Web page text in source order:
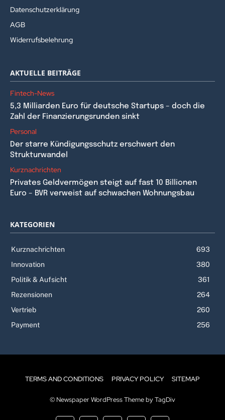
Datenschutzerklärung
AGB
Widerrufsbelehrung
AKTUELLE BEITRÄGE
Fintech-News
5,3 Milliarden Euro für deutsche Startups – doch die
Zahl der Finanzierungsrunden sinkt
Personal
Der starre Kündigungsschutz erschwert den
Strukturwandel
Kurznachrichten
Privates Geldvermögen steigt auf fast 10 Billionen
Euro – BVR verweist auf schwachen Wohnungsbau
KATEGORIEN
Kurznachrichten
693
Innovation
380
Politik & Aufsicht
361
Rezensionen
264
Vertrieb
260
Payment
256
TERMS AND CONDITIONS PRIVACY POLICY SITEMAP
© Newspaper WordPress Theme by TagDiv